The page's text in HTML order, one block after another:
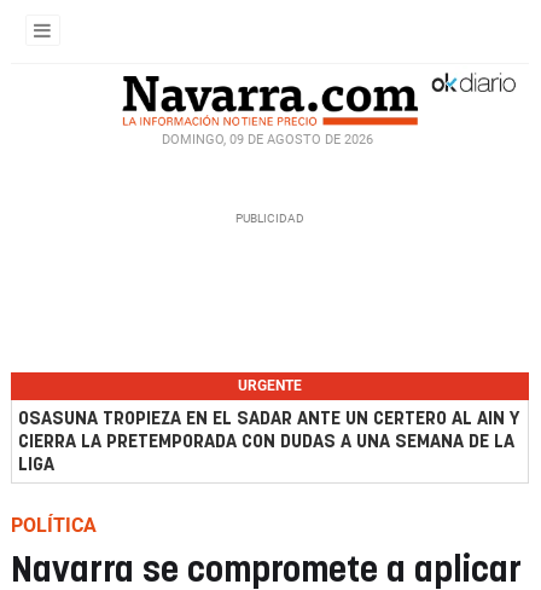
DOMINGO, 09 DE AGOSTO DE 2026
URGENTE
OSASUNA TROPIEZA EN EL SADAR ANTE UN CERTERO AL AIN Y
CIERRA LA PRETEMPORADA CON DUDAS A UNA SEMANA DE LA
LIGA
POLÍTICA
Navarra se compromete a aplicar